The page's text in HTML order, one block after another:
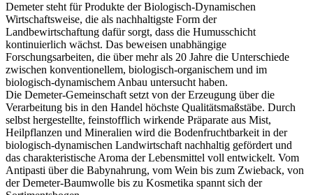
Demeter steht für Produkte der Biologisch-Dynamischen
Wirtschaftsweise, die als nachhaltigste Form der
Landbewirtschaftung dafür sorgt, dass die Humusschicht
kontinuierlich wächst. Das beweisen unabhängige
Forschungsarbeiten, die über mehr als 20 Jahre die Unterschiede
zwischen konventionellem, biologisch-organischem und im
biologisch-dynamischem Anbau untersucht haben.
Die Demeter-Gemeinschaft setzt von der Erzeugung über die
Verarbeitung bis in den Handel höchste Qualitätsmaßstäbe. Durch
selbst hergestellte, feinstofflich wirkende Präparate aus Mist,
Heilpflanzen und Mineralien wird die Bodenfruchtbarkeit in der
biologisch-dynamischen Landwirtschaft nachhaltig gefördert und
das charakteristische Aroma der Lebensmittel voll entwickelt. Vom
Antipasti über die Babynahrung, vom Wein bis zum Zwieback, von
der Demeter-Baumwolle bis zu Kosmetika spannt sich der